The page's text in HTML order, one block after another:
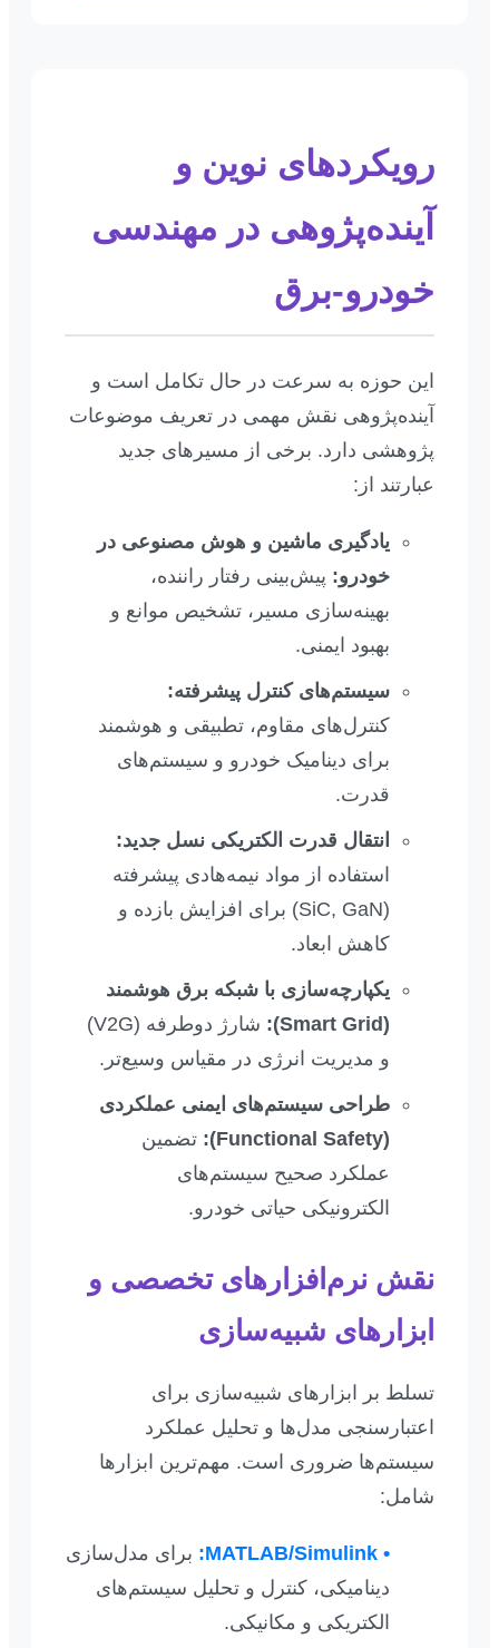
رویکردهای نوین و
آینده‌پژوهی در مهندسی
خودرو-برق
این حوزه به سرعت در حال تکامل است و
آینده‌پژوهی نقش مهمی در تعریف موضوعات
پژوهشی دارد. برخی از مسیرهای جدید
عبارتند از:
یادگیری ماشین و هوش مصنوعی در
خودرو: پیش‌بینی رفتار راننده،
بهینه‌سازی مسیر، تشخیص موانع و
بهبود ایمنی.
سیستم‌های کنترل پیشرفته:
کنترل‌های مقاوم، تطبیقی و هوشمند
برای دینامیک خودرو و سیستم‌های
قدرت.
انتقال قدرت الکتریکی نسل جدید:
استفاده از مواد نیمه‌هادی پیشرفته
(SiC, GaN) برای افزایش بازده و
کاهش ابعاد.
یکپارچه‌سازی با شبکه برق هوشمند
(Smart Grid):
شارژ دوطرفه (V2G)
و مدیریت انرژی در مقیاس وسیع‌تر.
طراحی سیستم‌های ایمنی عملکردی
(Functional Safety):
تضمین
عملکرد صحیح سیستم‌های
الکترونیکی حیاتی خودرو.
نقش نرم‌افزارهای تخصصی و
ابزارهای شبیه‌سازی
تسلط بر ابزارهای شبیه‌سازی برای
اعتبارسنجی مدل‌ها و تحلیل عملکرد
سیستم‌ها ضروری است. مهم‌ترین ابزارها
شامل:
• MATLAB/Simulink:
برای مدل‌سازی
دینامیکی، کنترل و تحلیل سیستم‌های
الکتریکی و مکانیکی.